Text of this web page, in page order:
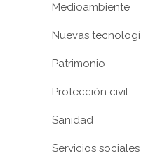
Medioambiente
Nuevas
Patrimonio
Protección civil
Sanidad
Servicios sociales